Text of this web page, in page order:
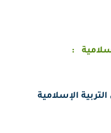
:
الإسلامية